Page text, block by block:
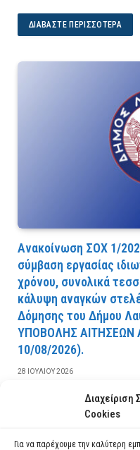
Διαχείριση
Cookies
Για να παρέχουμε την καλύτερη
ΔΙΑΒΆΣΤΕ ΠΕΡΙΣΣΌΤΕΡΑ
Ανακοίνωση ΣΟΧ 1/
σύμβαση εργασίας
χρόνου, συνολικά
κάλυψη αναγκών
Δόμησης του Δήμου
YΠOBOΛHΣ
10/08/2026).
28 ΙΟΥΛΊΟΥ 2026
ΔΙΑΒΆΣΤΕ ΠΕΡΙΣΣΌΤΕΡΑ